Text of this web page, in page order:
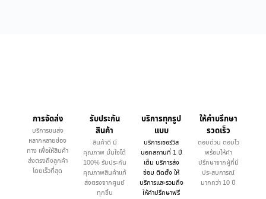
การจัดส่ง
บริการขนส่ง
หลากหลายช่อง
ทาง เพื่อให้สินค้า
ส่งตรงถึงลูกค้า
โดยเร็วที่สุด
รับประกัน
สินค้า
สินค้าดี มี
คุณภาพ มั่นใจได้
100% รับประกัน
คุณภาพสินค้าแท้
ส่งตรงจากศูนย์
ทุกชิ้น
บริการทุกรูป
แบบ
บริการเซอร์วิส
นอกสถานที่ 1 ปี
เต็ม บริการส่ง
ซ่อม ติดตั้ง ให้
บริการและรวมถึง
ให้คำปรึกษาฟรี
ให้คำบรึกษา
รวดเร็ว
ตอบด่วน ตอบไว
พร้อมให้คำ
ปรึกษาจากผู้ที่มี
ประสบการณ์
มากกว่า 10 ปี